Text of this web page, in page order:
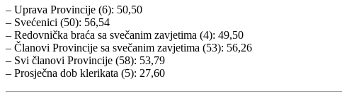
– Uprava Provincije (6): 50,50
– Svećenici (50): 56,54
– Redovnička braća sa svečanim zavjetima (4): 49,50
– Članovi Provincije sa svečanim zavjetima (53): 56,26
– Svi članovi Provincije (58): 53,79
– Prosječna dob klerikata (5): 27,60